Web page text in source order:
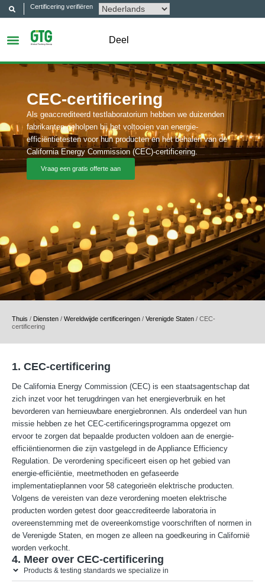
Certificering verifiëren
Deel
CEC-certificering
Als geaccrediteerd testlaboratorium hebben we duizenden
fabrikanten geholpen bij het voltooien van energie-
efficiëntietesten voor hun producten en het behalen van de
California Energy Commission (CEC)-certificering.
Vraag een gratis offerte aan
Thuis / Diensten / Wereldwijde certificeringen / Verenigde Staten / CEC-
certificering
1. CEC-certificering
De California Energy Commission (CEC) is een staatsagentschap dat
zich inzet voor het terugdringen van het energieverbruik en het
bevorderen van hernieuwbare energiebronnen. Als onderdeel van hun
missie hebben ze het CEC-certificeringsprogramma opgezet om
ervoor te zorgen dat bepaalde producten voldoen aan de energie-
efficiëntienormen die zijn vastgelegd in de Appliance Efficiency
Regulation. De verordening specificeert eisen op het gebied van
energie-efficiëntie, meetmethoden en gefaseerde
implementatieplannen voor 58 categorieën elektrische producten.
Volgens de vereisten van deze verordening moeten elektrische
producten worden getest door geaccrediteerde laboratoria in
overeenstemming met de overeenkomstige voorschriften of normen in
de Verenigde Staten, en mogen ze alleen na goedkeuring in Californië
worden verkocht.
4. Meer over CEC-certificering
Products & testing standards we specialize in